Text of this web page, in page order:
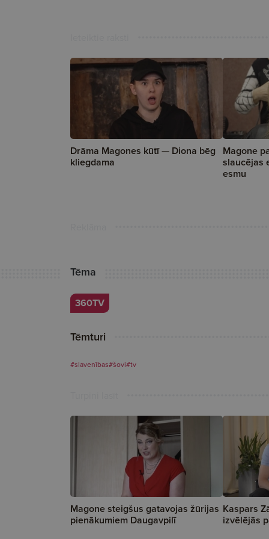
Drāma Magones kūtī — Diona bēg
kliegdama
Magone
slaucējas
esmu
Tēma
360TV
Tēmturi
#slavenības#šovi#tv
Magone steigšus gatavojas žūrijas
pienākumiem Daugavpilī
Kaspars
izvēlējās